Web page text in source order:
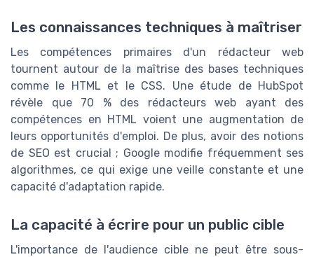
Les connaissances techniques à maîtriser
Les compétences primaires d'un rédacteur web
tournent autour de la maîtrise des bases techniques
comme le HTML et le CSS. Une étude de HubSpot
révèle que 70 % des rédacteurs web ayant des
compétences en HTML voient une augmentation de
leurs opportunités d'emploi. De plus, avoir des notions
de SEO est crucial ; Google modifie fréquemment ses
algorithmes, ce qui exige une veille constante et une
capacité d'adaptation rapide.
La capacité à écrire pour un public cible
L'importance de l'audience cible ne peut être sous-